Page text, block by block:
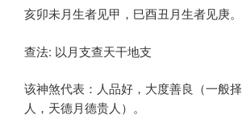
亥卯未月生者见甲，巳酉丑月生者见庚。
查法: 以月支查天干地支
该神煞代表：人品好，大度善良（一般
人，天德月德贵人）。